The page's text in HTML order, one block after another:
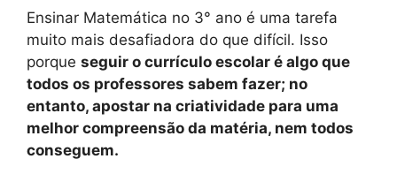
Ensinar Matemática no 3° ano é uma tarefa
muito mais desafiadora do que difícil. Isso
porque seguir o currículo escolar é algo que
todos os professores sabem fazer; no
entanto, apostar na criatividade para uma
melhor compreensão da matéria, nem todos
conseguem.